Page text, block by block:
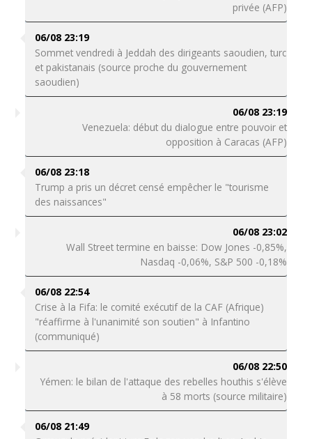
privée (AFP)
06/08 23:19
Sommet vendredi à Jeddah des dirigeants saoudien, turc
et pakistanais (source proche du gouvernement
saoudien)
06/08 23:19
Venezuela: début du dialogue entre pouvoir et
opposition à Caracas (AFP)
06/08 23:18
Trump a pris un décret censé empêcher le "tourisme
des naissances"
06/08 23:02
Wall Street termine en baisse: Dow Jones -0,85%,
Nasdaq -0,06%, S&P 500 -0,18%
06/08 22:54
Crise à la Fifa: le comité exécutif de la CAF (Afrique)
"réaffirme à l'unanimité son soutien" à Infantino
(communiqué)
06/08 22:50
Yémen: le bilan de l'attaque des rebelles houthis s'élève
à 58 morts (source militaire)
06/08 21:49